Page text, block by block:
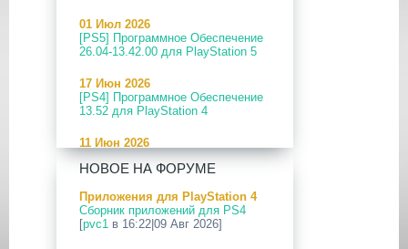
01 Июл 2026
[PS5] Программное Обеспечение
26.04-13.42.00 для PlayStation 5
17 Июн 2026
[PS4] Программное Обеспечение
13.52 для PlayStation 4
11 Июн 2026
[PS5] Программное Обеспечение
26.04-13.40.00 для PlayStation 5
24 Апр 2026
[PS5] Программное Обеспечение
26.03-13.20.00 для PlayStation 5
НОВОЕ НА ФОРУМЕ
Приложения для PlayStation 4
Сборник приложений для PS4
[pvc1 в 16:22|09 Авг 2026]